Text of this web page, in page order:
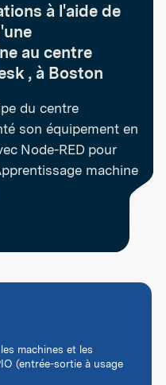
à l'aide de
au centre
, à Boston
du centre
son équipement en
Node-RED pour
machine
machines et les
(entrée-sortie à usage